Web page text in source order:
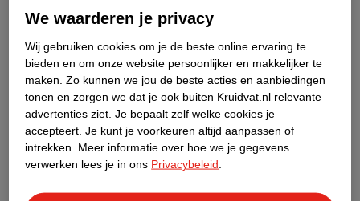
gezondheidsvraag ook is, stel hem aan
Stel je gezondheidsvraag
Ook in deze winkel
Kruidvat.nl ophaalpunt
Laat je bestelling snel en gemakkelijk bezorgen in de
We waarderen je privacy
Wij gebruiken cookies om je de beste online ervaring te
bieden en om onze website persoonlijker en makkelijker te
maken. Zo kunnen we jou de beste acties en aanbiedingen
tonen en zorgen we dat je ook buiten Kruidvat.nl relevante
advertenties ziet. Je bepaalt zelf welke cookies je
accepteert. Je kunt je voorkeuren altijd aanpassen of
intrekken.
Meer informatie over hoe we je gegevens
verwerken lees je in ons Privacybeleid